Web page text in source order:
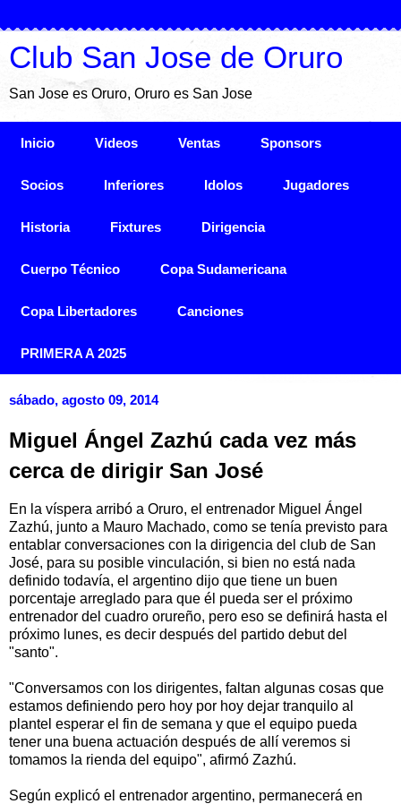
Club San Jose de Oruro
San Jose es Oruro, Oruro es San Jose
Inicio Videos Ventas Sponsors
Socios Inferiores Idolos Jugadores
Historia Fixtures Dirigencia
Cuerpo Técnico Copa Sudamericana
Copa Libertadores Canciones
PRIMERA A 2025
sábado, agosto 09, 2014
Miguel Ángel Zazhú cada vez más
cerca de dirigir San José
En la víspera arribó a Oruro, el entrenador Miguel Ángel
Zazhú, junto a Mauro Machado, como se tenía previsto para
entablar conversaciones con la dirigencia del club de San
José, para su posible vinculación, si bien no está nada
definido todavía, el argentino dijo que tiene un buen
porcentaje arreglado para que él pueda ser el próximo
entrenador del cuadro orureño, pero eso se definirá hasta el
próximo lunes, es decir después del partido debut del
"santo".
"Conversamos con los dirigentes, faltan algunas cosas que
estamos definiendo pero hoy por hoy dejar tranquilo al
plantel esperar el fin de semana y que el equipo pueda
tener una buena actuación después de allí veremos si
tomamos la rienda del equipo", afirmó Zazhú.
Según explicó el entrenador argentino, permanecerá en